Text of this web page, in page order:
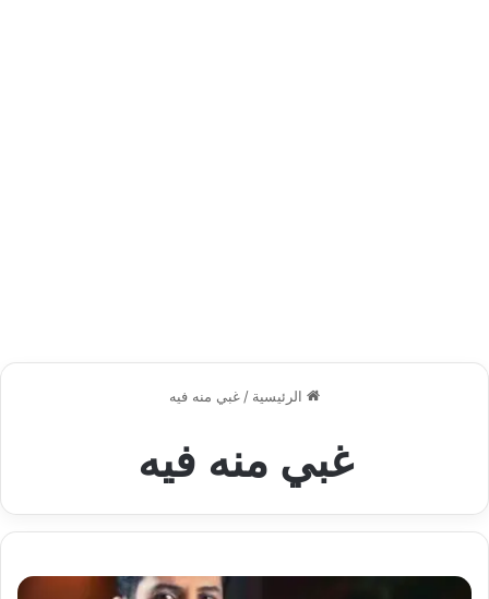
الرئيسية /غبي منه فيه
غبي منه فيه